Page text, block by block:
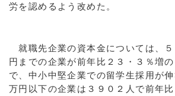
労を認めるよう改めた。
就職先企業の資本金については、
円までの企業が前年比２３・３％増
で、中小中堅企業での留学生採用が
万円以下の企業は３９０２人で前年